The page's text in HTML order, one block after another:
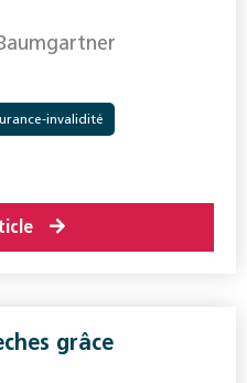
invalidité
grâce